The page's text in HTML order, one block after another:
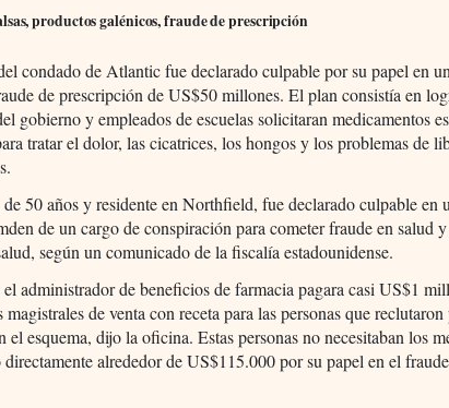
productos galénicos, fraude de prescripción
condado de Atlantic fue declarado culpable por su papel en
de prescripción de US$50 millones. El plan consistía en
gobierno y empleados de escuelas solicitaran medicamentos
tratar el dolor, las cicatrices, los hongos y los problemas de
de 50 años y residente en Northfield, fue declarado culpable en
de un cargo de conspiración para cometer fraude en salud
según un comunicado de la fiscalía estadounidense.
administrador de beneficios de farmacia pagara casi US$1
magistrales de venta con receta para las personas que reclutaron
el esquema, dijo la oficina. Estas personas no necesitaban los
alrededor de US$115.000 por su papel en el